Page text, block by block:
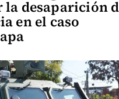
la desaparición
en el caso